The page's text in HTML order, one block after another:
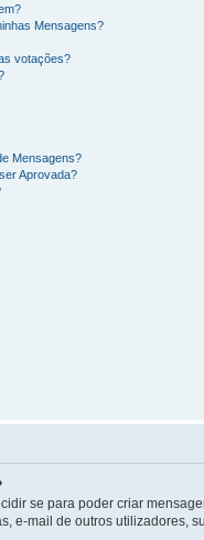
Mensagens?
votações?
Mensagens?
Aprovada?
se para poder criar
e-mail de outros utilizadores,